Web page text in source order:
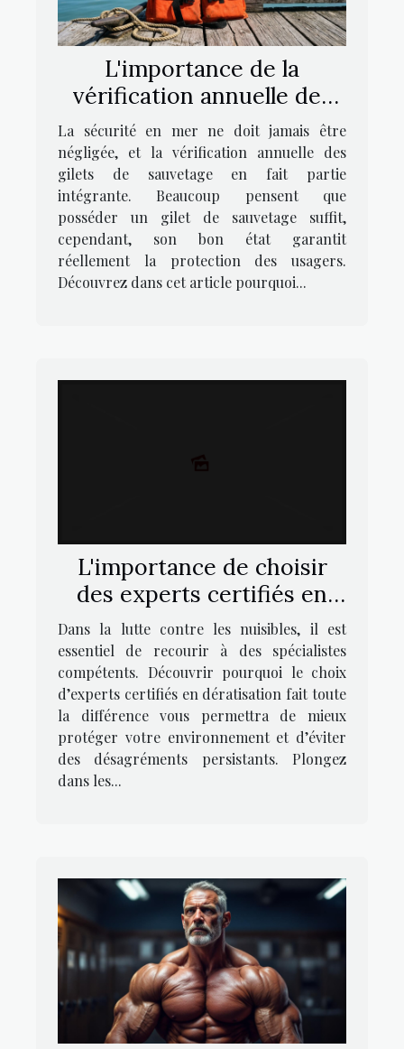
L'importance de la
vérification annuelle des
gilets de sauvetage
La sécurité en mer ne doit jamais être
négligée, et la vérification annuelle des
gilets de sauvetage en fait partie
intégrante. Beaucoup pensent que
posséder un gilet de sauvetage suffit,
cependant, son bon état garantit
réellement la protection des usagers.
Découvrez dans cet article pourquoi...
L'importance de choisir
des experts certifiés en
dératisation
Dans la lutte contre les nuisibles, il est
essentiel de recourir à des spécialistes
compétents. Découvrir pourquoi le choix
d’experts certifiés en dératisation fait toute
la différence vous permettra de mieux
protéger votre environnement et d’éviter
des désagréments persistants. Plongez
dans les...